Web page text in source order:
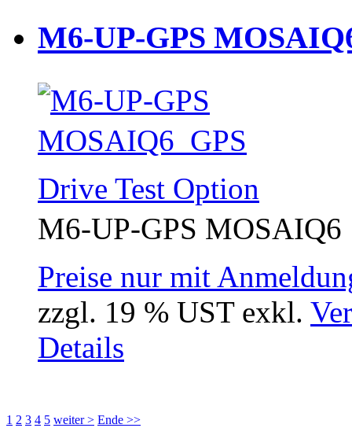
M6-UP-GPS
M6-UP-GPS MOSAIQ6
Preise nur mit
zzgl. 19 % UST exkl.
Details
1 2 3 4 5 weiter > Ende >>